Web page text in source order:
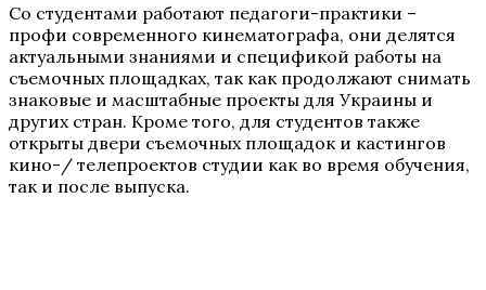
Со студентами работают педагоги-практики –
профи современного кинематографа, они делятся
актуальными знаниями и спецификой работы на
съемочных площадках, так как продолжают снимать
знаковые и масштабные проекты для Украины и
других стран. Кроме того, для студентов также
открыты двери съемочных площадок и кастингов
кино-/ телепроектов студии как во время обучения,
так и после выпуска.